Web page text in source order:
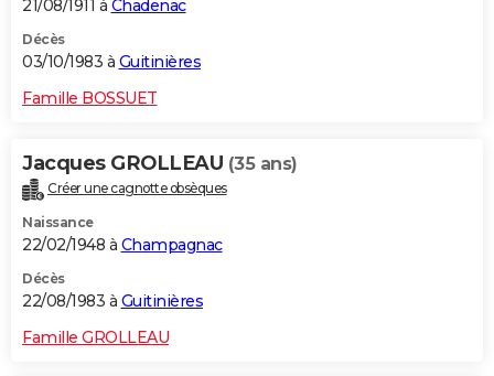
21/08/1911 à Chadenac
Décès
03/10/1983 à Guitinières
Famille BOSSUET
Jacques GROLLEAU (35 ans)
Créer une cagnotte obsèques
Naissance
22/02/1948 à Champagnac
Décès
22/08/1983 à Guitinières
Famille GROLLEAU